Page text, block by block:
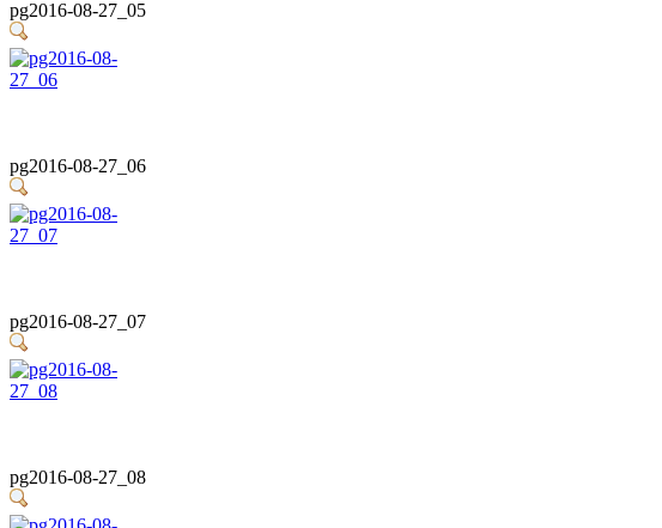
pg2016-08-27_05
pg2016-08-27_06
pg2016-08-27_07
pg2016-08-27_08